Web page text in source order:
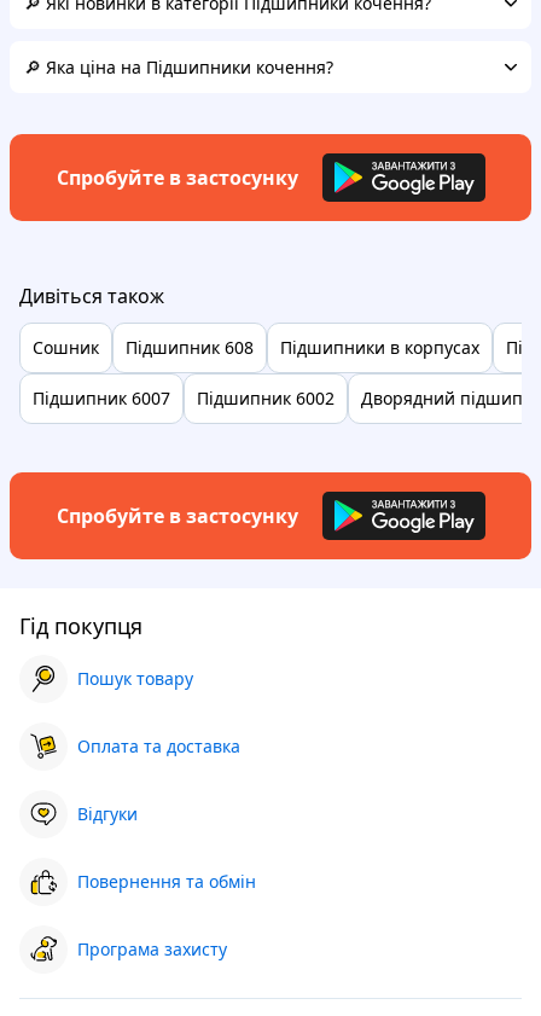
🔎 Яка ціна на Підшипники кочення?
Спробуйте в застосунку
Дивіться також
Сошник Підшипник 608 Підшипники в корпусах
Підшипник 6007 Підшипник 6002 Дворядний
Спробуйте в застосунку
Гід покупця
Пошук товару
Оплата та доставка
Відгуки
Повернення та обмін
Програма захисту